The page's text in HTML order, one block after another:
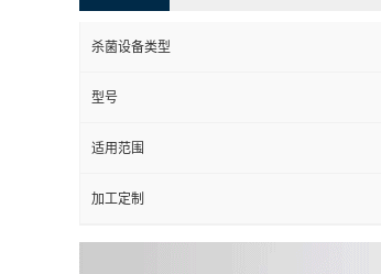
杀菌设备类型
型号
适用范围
加工定制